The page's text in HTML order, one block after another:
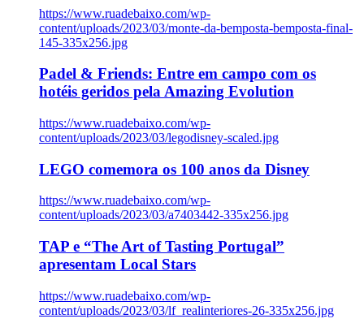
https://www.ruadebaixo.com/wp-
content/uploads/2023/03/monte-da-bemposta-bemposta-final-
145-335x256.jpg
Padel & Friends: Entre em campo com os
hotéis geridos pela Amazing Evolution
https://www.ruadebaixo.com/wp-
content/uploads/2023/03/legodisney-scaled.jpg
LEGO comemora os 100 anos da Disney
https://www.ruadebaixo.com/wp-
content/uploads/2023/03/a7403442-335x256.jpg
TAP e “The Art of Tasting Portugal”
apresentam Local Stars
https://www.ruadebaixo.com/wp-
content/uploads/2023/03/lf_realinteriores-26-335x256.jpg